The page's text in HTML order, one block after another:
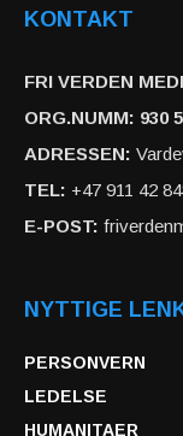
KONTAKT
FRI VERDEN
ORG.NUMM: 930
ADRESSEN:
TEL: +47 911 42
E-POST:
NYTTIGE
PERSONVERN
LEDELSE
HUMANITAER